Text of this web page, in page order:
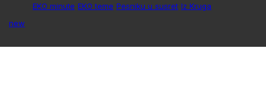
EKO minute EKO teme Pesniku u susret Iz Kruga
new